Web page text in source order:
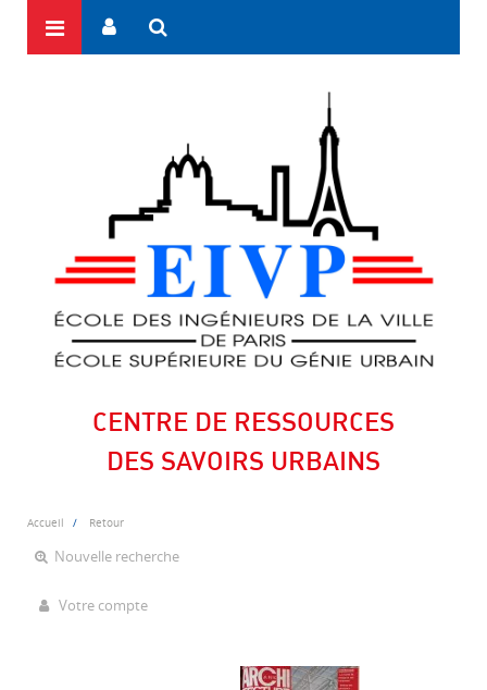
CENTRE DE RESSOURCES
DES SAVOIRS URBAINS
Accueil Retour
Nouvelle recherche
Votre compte